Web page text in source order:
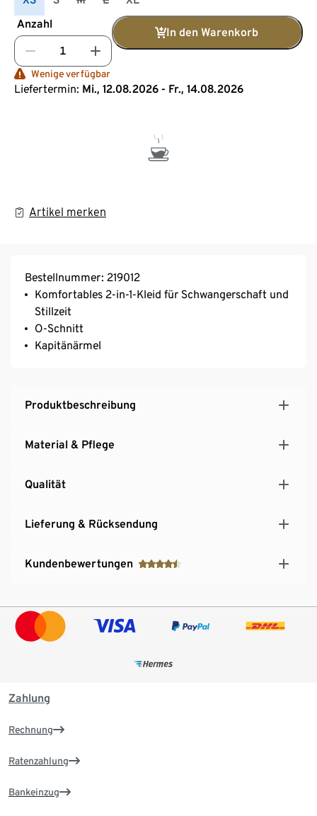
Anzahl
In den Warenkorb
Wenige verfügbar
Liefertermin: Mi., 12.08.2026 - Fr., 14.08.2026
Artikel merken
Bestellnummer: 219012
Komfortables 2-in-1-Kleid für Schwangerschaft und
Stillzeit
O-Schnitt
Kapitänärmel
Produktbeschreibung
Material & Pflege
Qualität
Lieferung & Rücksendung
Kundenbewertungen
Zahlung
Rechnung
Ratenzahlung
Bankeinzug